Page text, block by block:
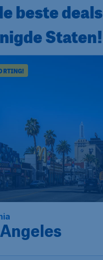
beste
Staten!
Internationale
van Los Angeles
gevonden